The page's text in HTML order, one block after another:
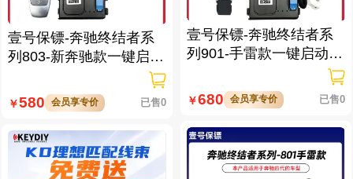
壹号保镖-奔驰终结者系
列803-新奔驰款一键启动
￥580 会员享专价 已售0
壹号保镖-奔驰终结者系
列901-手雷款一键启动带
￥680 会员享专价 已售0